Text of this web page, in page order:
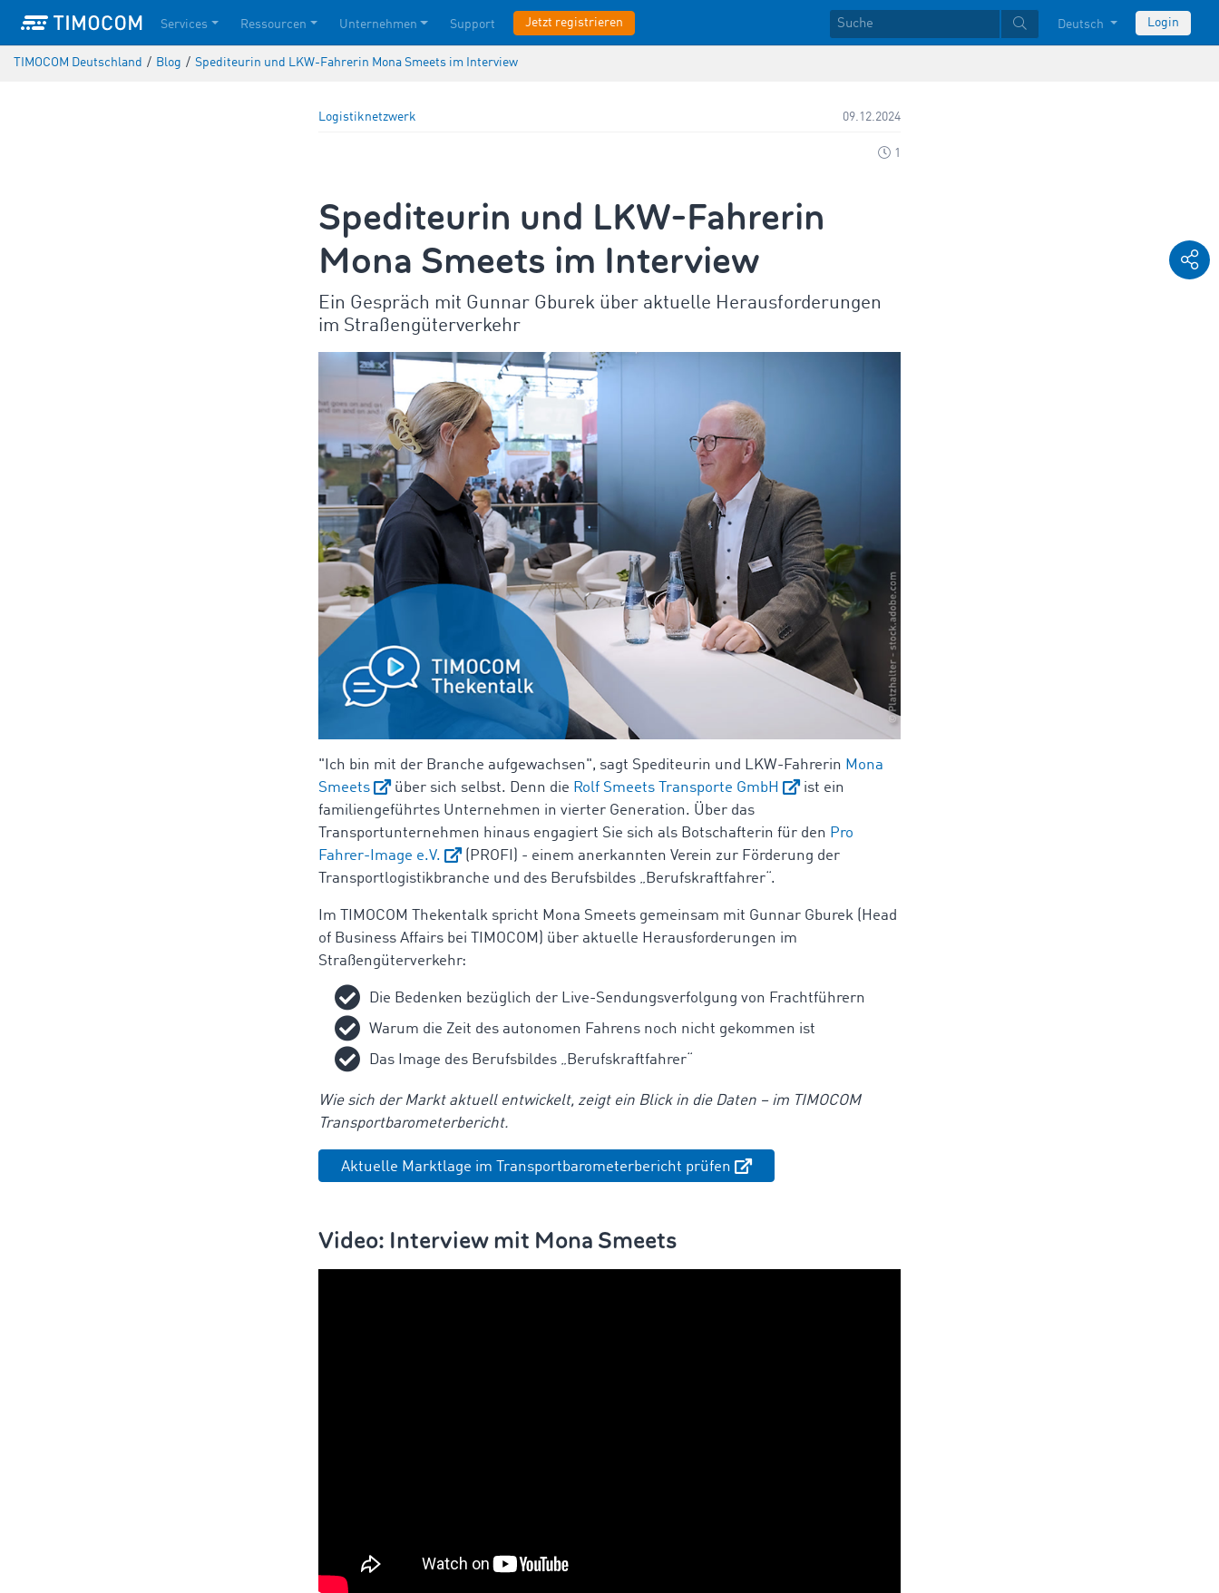
Services Ressourcen Unternehmen Support Jetzt registrieren Deutsch Login
TIMOCOM Deutschland / Blog / Spediteurin und LKW-Fahrerin Mona Smeets im Interview
Logistiknetzwerk 09.12.2024
1
Spediteurin und LKW-Fahrerin
Mona Smeets im Interview
Ein Gespräch mit Gunnar Gburek über aktuelle Herausforderungen
im Straßengüterverkehr
"Ich bin mit der Branche aufgewachsen", sagt Spediteurin und LKW-Fahrerin Mona
Smeets
über sich selbst. Denn die Rolf Smeets Transporte GmbH
ist ein
familiengeführtes Unternehmen in vierter Generation. Über das
Transportunternehmen hinaus engagiert Sie sich als Botschafterin für den Pro
Fahrer-Image e.V.
(PROFI) - einem anerkannten Verein zur Förderung der
Transportlogistikbranche und des Berufsbildes „Berufskraftfahrer“.
Im TIMOCOM Thekentalk spricht Mona Smeets gemeinsam mit Gunnar Gburek (Head
of Business Affairs bei TIMOCOM) über aktuelle Herausforderungen im
Straßengüterverkehr:
Die Bedenken bezüglich der Live-Sendungsverfolgung von Frachtführern
Warum die Zeit des autonomen Fahrens noch nicht gekommen ist
Das Image des Berufsbildes „Berufskraftfahrer“
Wie sich der Markt aktuell entwickelt, zeigt ein Blick in die Daten – im TIMOCOM
Transportbarometerbericht.
Aktuelle Marktlage im Transportbarometerbericht prüfen
Video: Interview mit Mona Smeets